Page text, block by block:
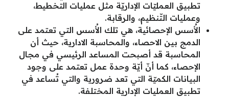
تطبيق العمليّات الإداريّة مثل عمليات التخطيط،
وعمليات التّنظيم، والرقابة.
الأُسس الإحصائية، هي تلك الأُسس التي تعتمد على
الدمج بين الاحصاء، والمحاسبة الادارية، حيث أن
المحاسبة قد أصبحت المساعد الرئيسي في مجال
الإحصاء، كما أنّ أيّة وحدة عمل تعتمد على وجود
البيانات الكميّة التي تعد ضرورية والتي تُساعد في
تطبيق العمليات الإدارية المختلفة.